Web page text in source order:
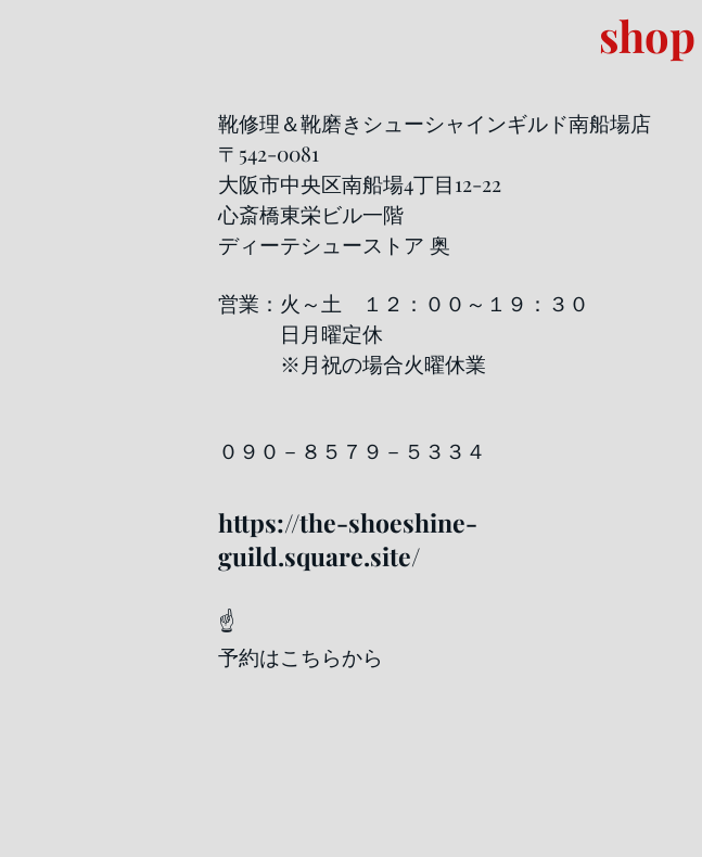
shop
靴修理＆靴磨きシューシャインギルド南船場店
〒542-0081
大阪市中央区南船場4丁目12-22
心斎橋東栄ビル一階
ディーテシューストア 奥
​営業：火～土 １２：００～１９：３０
日月曜定休
※月祝の場合火曜休業
​０９０－８５７９－５３３４
https://the-shoeshine-
guild.square.site/
☝
予約はこちらから